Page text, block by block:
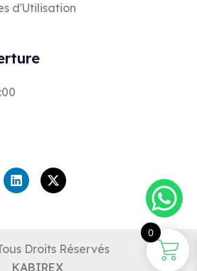
d'Utilisation
Droits Réservés
KABIREX
0